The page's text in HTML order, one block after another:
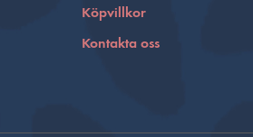
Köpvillkor
Kontakta oss